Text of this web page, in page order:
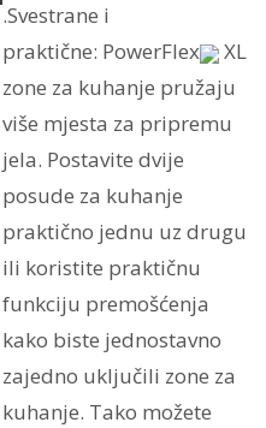
.Svestrane i
praktične: PowerFlex
XL
zone za kuhanje pružaju
više mjesta za pripremu
jela. Postavite dvije
posude za kuhanje
praktično jednu uz drugu
ili koristite praktičnu
funkciju premošćenja
kako biste jednostavno
zajedno uključili zone za
kuhanje. Tako možete